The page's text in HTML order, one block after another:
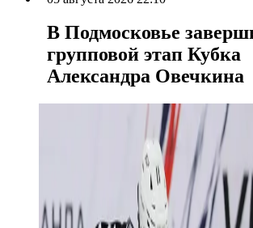
В Подмосковье
групповой этап Кубка
Александра Овечкина